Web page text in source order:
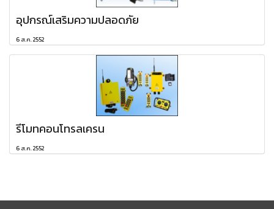
อุปกรณ์เสริมความปลอดภัย
6 ส.ค. 2552
รีโมทคอนโทรลเครน
6 ส.ค. 2552